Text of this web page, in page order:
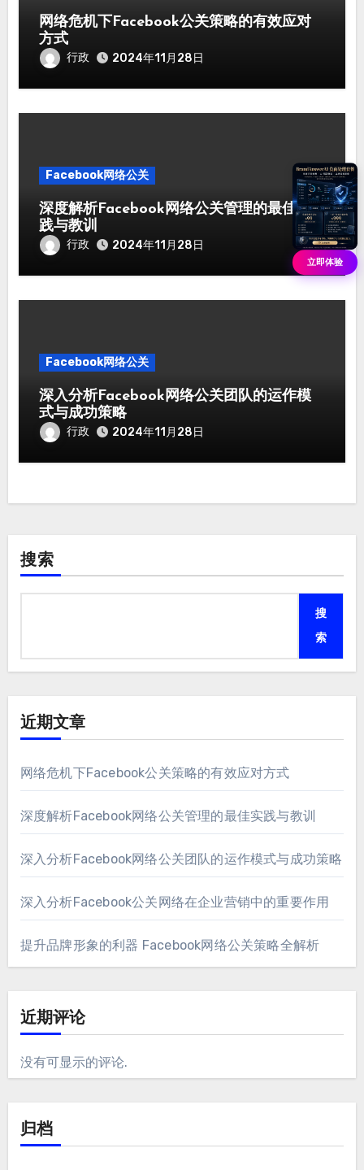
网络危机下Facebook公关策略的有效应对
方式
行政 2024年11月28日
Facebook网络公关
深度解析Facebook网络公关管理的最佳实
践与教训
行政 2024年11月28日
Facebook网络公关
深入分析Facebook网络公关团队的运作模
式与成功策略
行政 2024年11月28日
搜索
搜
索
近期文章
网络危机下Facebook公关策略的有效应对方式
深度解析Facebook网络公关管理的最佳实践与教训
深入分析Facebook网络公关团队的运作模式与成功策略
深入分析Facebook公关网络在企业营销中的重要作用
提升品牌形象的利器 Facebook网络公关策略全解析
近期评论
没有可显示的评论.
归档
立即体验